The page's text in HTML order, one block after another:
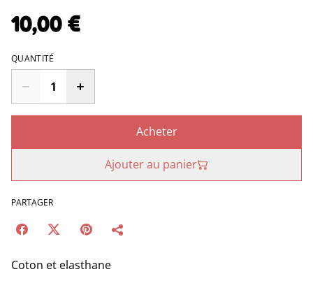
10,00 €
QUANTITÉ
Acheter
Ajouter au panier
PARTAGER
Coton et elasthane